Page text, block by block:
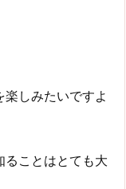
しみたいですよ
ることはとても大